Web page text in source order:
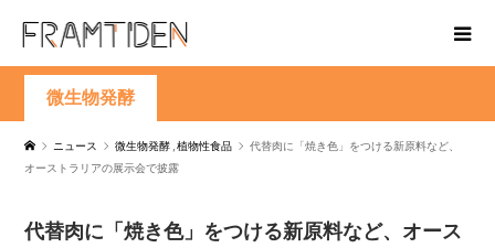
微生物発酵
ニュース 微生物発酵 ,植物性食品
代替肉に「焼き色」をつける新原料など、
オーストラリアの展示会で披露
代替肉に「焼き色」をつける新原料など、オース